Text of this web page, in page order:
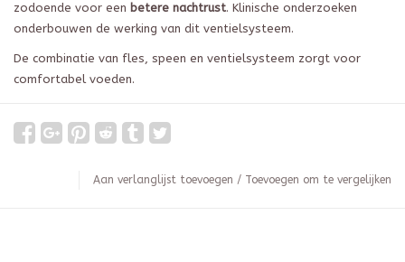
zodoende voor een betere nachtrust. Klinische onderzoeken
onderbouwen de werking van dit ventielsysteem.
De combinatie van fles, speen en ventielsysteem zorgt voor
comfortabel voeden.
Aan verlanglijst toevoegen / Toevoegen om te vergelijken